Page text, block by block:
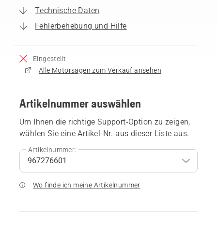
Technische Daten
Fehlerbehebung und Hilfe
Eingestellt
Alle Motorsägen zum Verkauf ansehen
Artikelnummer auswählen
Um Ihnen die richtige Support-Option zu zeigen,
wählen Sie eine Artikel-Nr. aus dieser Liste aus.
Artikelnummer:
Wo finde ich meine Artikelnummer